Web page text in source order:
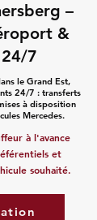
–
&
7
le Grand Est,
24/7 : transferts
à disposition
Mercedes.
à l'avance
et
souhaité.